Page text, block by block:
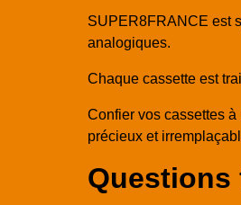
SUPER8FRANCE est
analogiques.
Chaque cassette est
Confier vos cassettes
précieux et
Questions